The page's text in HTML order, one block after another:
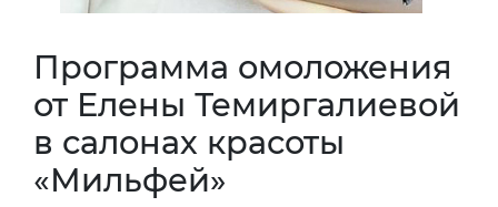
Программа омоложения
от Елены Темиргалиевой
в салонах красоты
«Мильфей»